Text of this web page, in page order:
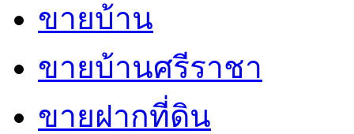
ขายบ้าน
ขายบ้านศรีราชา
ขายฝากที่ดิน